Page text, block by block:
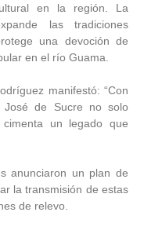
en la región. La
las tradiciones
una devoción de
en el río Guama.
manifestó: “Con
José de Sucre no solo
un legado que
anunciaron un plan de
la transmisión de estas
de relevo.